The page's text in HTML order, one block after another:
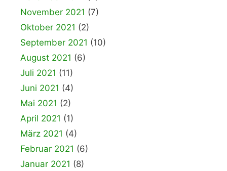
November 2021 (7)
Oktober 2021 (2)
September 2021 (10)
August 2021 (6)
Juli 2021 (11)
Juni 2021 (4)
Mai 2021 (2)
April 2021 (1)
März 2021 (4)
Februar 2021 (6)
Januar 2021 (8)